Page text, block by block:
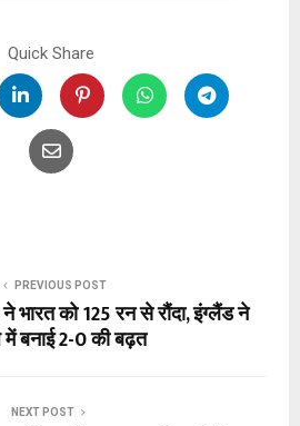
Quick Share
PREVIOUS POST
भारत को 125 रन से रौंदा, इंग्लैंड ने
में बनाई 2-0 की बढ़त
NEXT POST